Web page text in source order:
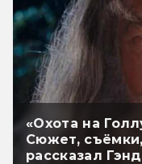
«Охота на
Сюжет,
рассказал